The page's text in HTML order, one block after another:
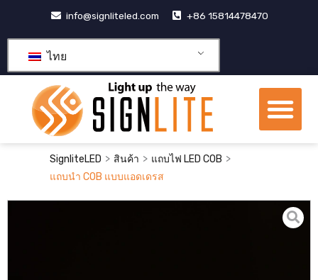
内
info@signliteled.com +86 15814478470
ไทย
เม
SignliteLED > สินค้า > แถบไฟ LED COB >
แถบนำ COB แบบแอดเดรส